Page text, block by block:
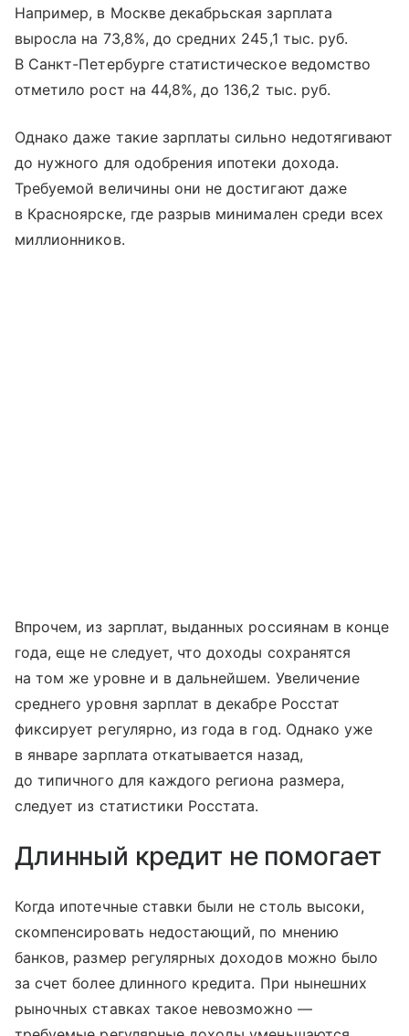
Например, в Москве декабрьская зарплата
выросла на 73,8%, до средних 245,1 тыс. руб.
В Санкт-Петербурге статистическое ведомство
отметило рост на 44,8%, до 136,2 тыс. руб.
Однако даже такие зарплаты сильно недотягивают
до нужного для одобрения ипотеки дохода.
Требуемой величины они не достигают даже
в Красноярске, где разрыв минимален среди всех
миллионников.
Впрочем, из зарплат, выданных россиянам в конце
года, еще не следует, что доходы сохранятся
на том же уровне и в дальнейшем. Увеличение
среднего уровня зарплат в декабре Росстат
фиксирует регулярно, из года в год. Однако уже
в январе зарплата откатывается назад,
до типичного для каждого региона размера,
следует из статистики Росстата.
Длинный кредит не помогает
Когда ипотечные ставки были не столь высоки,
скомпенсировать недостающий, по мнению
банков, размер регулярных доходов можно было
за счет более длинного кредита. При нынешних
рыночных ставках такое невозможно —